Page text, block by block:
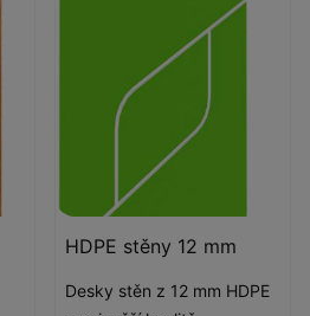
HDPE stěny 12 mm
Desky stěn z 12 mm HDPE